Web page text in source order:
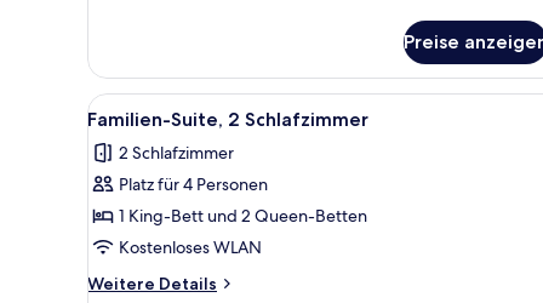
Mehrere
Betten
Preise
Alle
Fotos
für
Familien-
Suite,
2 Schlafzimmer
anzeigen
Ein modernes Wohnzimmer
1
Familien-Suite, 2 Schlafzimmer
2 Schlafzimmer
Platz für 4 Personen
1 King-Bett und 2 Queen-Betten
Kostenloses WLAN
Weitere Details
Weitere